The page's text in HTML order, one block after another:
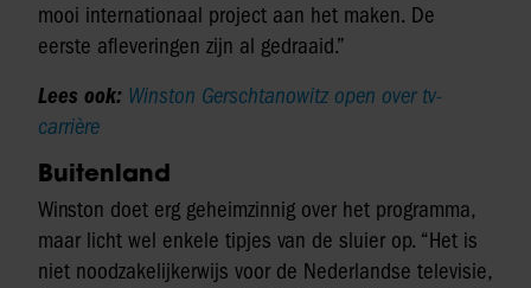
mooi internationaal project aan het maken. De
eerste afleveringen zijn al gedraaid.”
Lees ook: Winston Gerschtanowitz open over tv-
carrière
Buitenland
Winston doet erg geheimzinnig over het programma,
maar licht wel enkele tipjes van de sluier op. “Het is
niet noodzakelijkerwijs voor de Nederlandse televisie,